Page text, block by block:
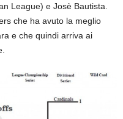
League) e Josè Bautista.
che ha avuto la meglio
e che quindi arriva ai